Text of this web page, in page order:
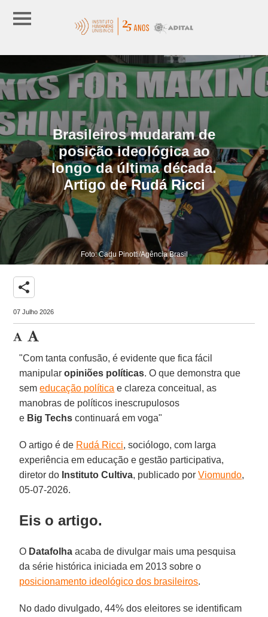
Brasileiros mudaram de
posição ideológica ao
longo da última década.
Artigo de Rudá Ricci
Foto: Cadu Pinotti/Agência Brasil
share
07 Julho 2026
"Com tanta confusão, é evidente que fica fácil
manipularopiniões políticas. O que demonstra que
semeducação política e clareza conceitual, as
manobras de políticos inescrupulosos
e Big Techs continuará em voga"
O artigo é de Rudá Ricci, sociólogo, com larga
experiência em educação e gestão participativa,
diretor do Instituto Cultiva, publicado porViomundo,
05-07-2026.
Eis o artigo.
O Datafolha acaba de divulgar mais uma pesquisa
da série histórica iniciada em 2013 sobre o
posicionamento ideológico dos brasileiros.
No dado divulgado, 44% dos eleitores se identificam